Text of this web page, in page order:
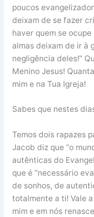
poucos
deixam de se fazer
haver quem se
almas deixam de ir à
negligência deles!”
Menino Jesus!
mim e na Tua Igreja!
Sabes que nestes
Temos dois rapazes
Jacob diz que “o
autênticas do
que é “necessário
de sonhos, de
totalmente a ti! Vale
mim e em nós